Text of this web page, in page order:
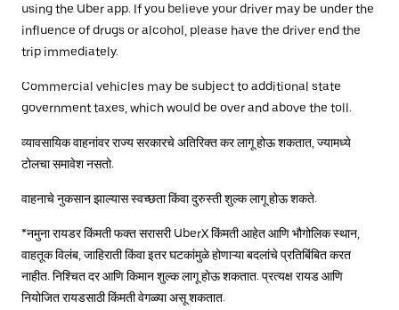
using the Uber app. If you believe your driver may be under the
influence of drugs or alcohol, please have the driver end the
trip immediately.
Commercial vehicles may be subject to additional state
government taxes, which would be over and above the toll.
व्यावसायिक वाहनांवर राज्य सरकारचे अतिरिक्त कर लागू होऊ शकतात, ज्यामध्ये
टोलचा समावेश नसतो.
वाहनाचे नुकसान झाल्यास स्वच्छता किंवा दुरुस्ती शुल्क लागू होऊ शकते.
*नमुना रायडर किंमती फक्त सरासरी UberX किंमती आहेत आणि भौगोलिक स्थान,
वाहतूक विलंब, जाहिराती किंवा इतर घटकांमुळे होणाऱ्या बदलांचे प्रतिबिंबित करत
नाहीत. निश्चित दर आणि किमान शुल्क लागू होऊ शकतात. प्रत्यक्ष रायड आणि
नियोजित रायडसाठी किंमती वेगळ्या असू शकतात.